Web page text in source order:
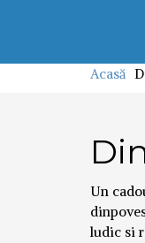
Acasă
Un
ludic si